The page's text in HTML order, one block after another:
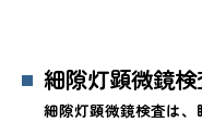
細隙灯顕微鏡
細隙灯顕微鏡検査は